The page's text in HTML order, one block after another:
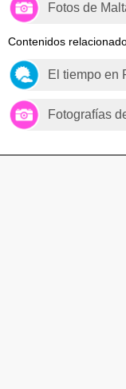
Fotos de
Contenidos
El tiempo en
Fotografías